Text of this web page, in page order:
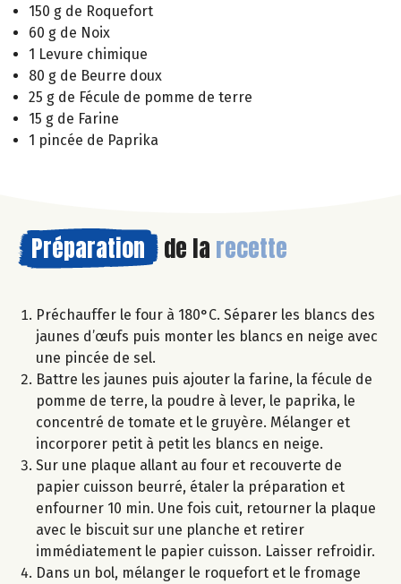
150 g de Roquefort
60 g de Noix
1 Levure chimique
80 g de Beurre doux
25 g de Fécule de pomme de terre
15 g de Farine
1 pincée de Paprika
Préparation de la recette
Préchauffer le four à 180°C. Séparer les blancs des
jaunes d’œufs puis monter les blancs en neige avec
une pincée de sel.
Battre les jaunes puis ajouter la farine, la fécule de
pomme de terre, la poudre à lever, le paprika, le
concentré de tomate et le gruyère. Mélanger et
incorporer petit à petit les blancs en neige.
Sur une plaque allant au four et recouverte de
papier cuisson beurré, étaler la préparation et
enfourner 10 min. Une fois cuit, retourner la plaque
avec le biscuit sur une planche et retirer
immédiatement le papier cuisson. Laisser refroidir.
Dans un bol, mélanger le roquefort et le fromage